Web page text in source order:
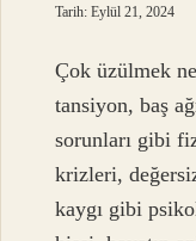
Tarih: Eylül 21, 2024
Çok üzülmek
tansiyon, baş
sorunları gibi
krizleri,
kaygı gibi